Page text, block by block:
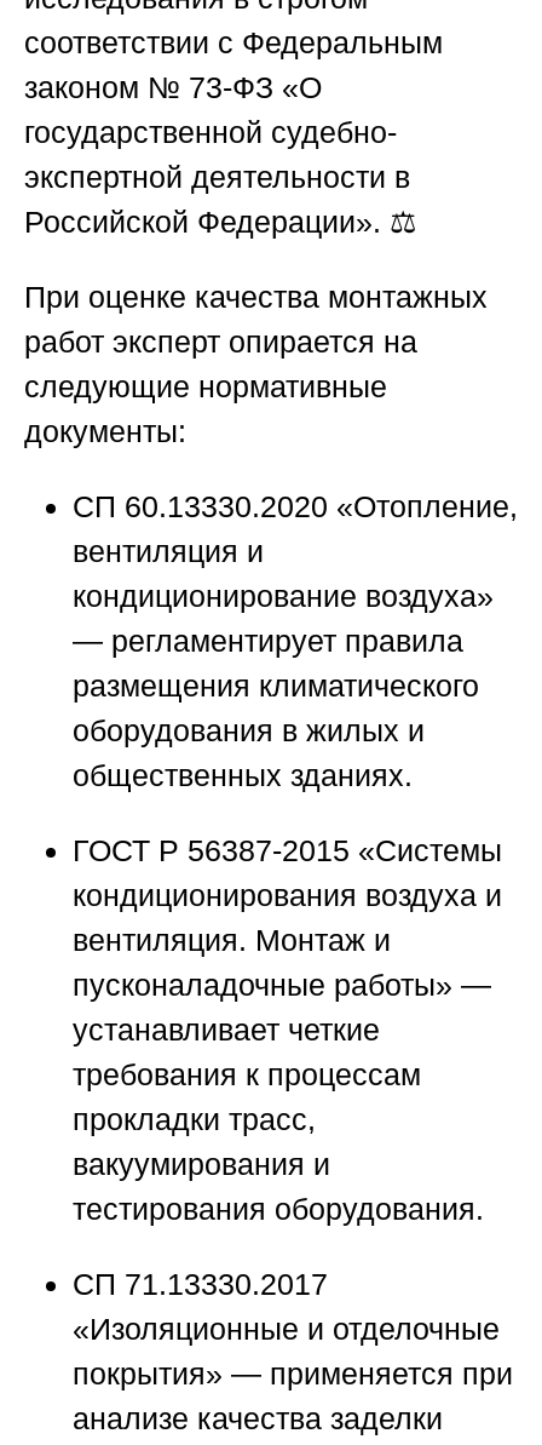
соответствии с Федеральным
законом № 73-ФЗ «О
государственной судебно-
экспертной деятельности в
Российской Федерации». ⚖️
При оценке качества монтажных
работ эксперт опирается на
следующие нормативные
документы:
СП 60.13330.2020 «Отопление,
вентиляция и
кондиционирование воздуха»
— регламентирует правила
размещения климатического
оборудования в жилых и
общественных зданиях.
ГОСТ Р 56387-2015 «Системы
кондиционирования воздуха и
вентиляция. Монтаж и
пусконаладочные работы» —
устанавливает четкие
требования к процессам
прокладки трасс,
вакуумирования и
тестирования оборудования.
СП 71.13330.2017
«Изоляционные и отделочные
покрытия» — применяется при
анализе качества заделки